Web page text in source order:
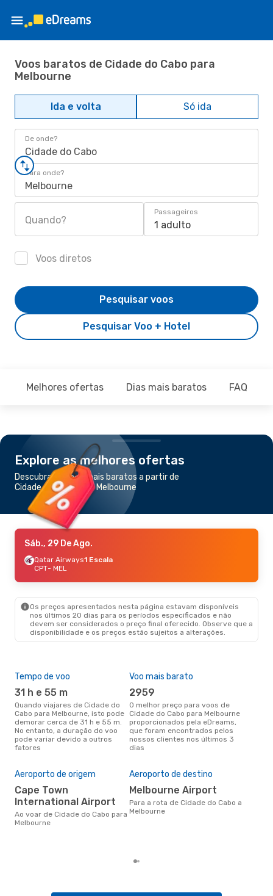
Voos baratos de Cidade do Cabo para
Melbourne
Ida e volta Só ida
De onde?
Cidade do Cabo
Para onde?
Melbourne
Quando?
Passageiros
1 adulto
Voos diretos
Pesquisar Voo + Hotel
Pesquisar voos
Melhores ofertas Dias mais baratos FAQ
Explore as melhores ofertas
Descubra os voos mais baratos a partir de
Cidade do Cabo para Melbourne
Sáb., 29 De Ago.
Qatar Airways1 Escala
CPT- MEL
Os preços apresentados nesta página estavam disponíveis
nos últimos 20 dias para os períodos especificados e não
devem ser considerados o preço final oferecido. Observe que a
disponibilidade e os preços estão sujeitos a alterações.
Tempo de voo
31 h e 55 m
Quando viajares de Cidade do
Cabo para Melbourne, isto pode
demorar cerca de 31 h e 55 m.
No entanto, a duração do voo
pode variar devido a outros
fatores
Voo mais barato
2959
O melhor preço para voos de
Cidade do Cabo para Melbourne
proporcionados pela eDreams,
que foram encontrados pelos
nossos clientes nos últimos 3
dias
Aeroporto de origem
Cape Town
International Airport
Ao voar de Cidade do Cabo para
Melbourne
Aeroporto de destino
Melbourne Airport
Para a rota de Cidade do Cabo a
Melbourne